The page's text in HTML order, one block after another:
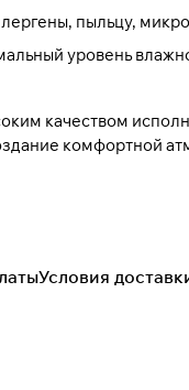
пыльцу,
уровень
качеством
комфортной
Условия